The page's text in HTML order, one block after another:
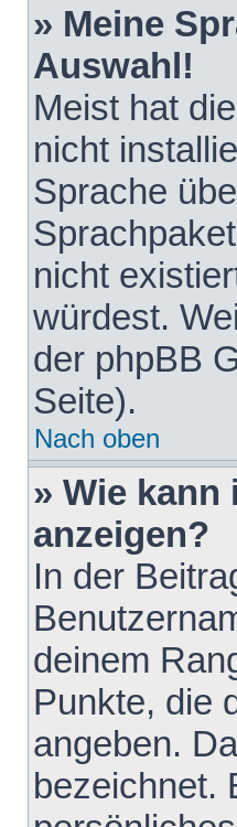
» Meine
Auswahl!
Meist hat
nicht
Sprache
nicht
würdest.
der phpBB
Seite).
Nach oben
» Wie
anzeigen?
In der
deinem
Punkte, die
angeben.
bezeichnet.